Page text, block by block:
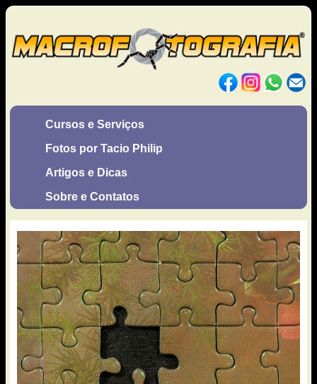
Cursos e Serviços
Fotos por Tacio Philip
Artigos e Dicas
Sobre e Contatos